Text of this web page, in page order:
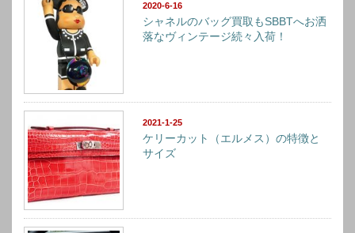
2020-6-16
シャネルのバッグ買取もSBBTへお洒
落なヴィンテージ続々入荷！
2021-1-25
ケリーカット（エルメス）の特徴と
サイズ